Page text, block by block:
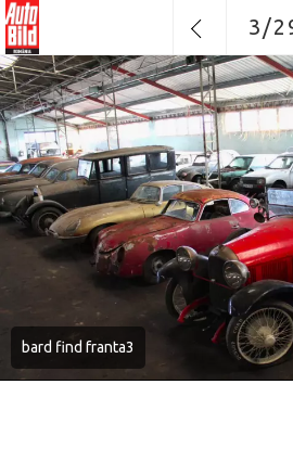
bard find franta3
3/